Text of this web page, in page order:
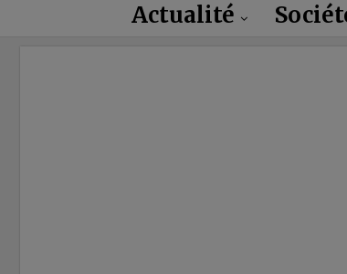
Actualité